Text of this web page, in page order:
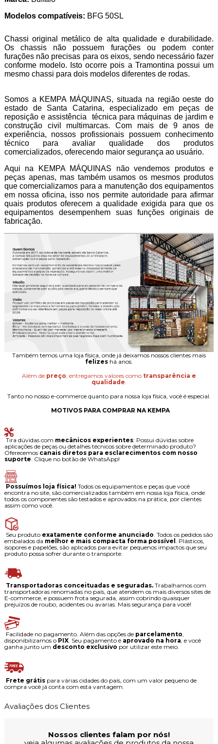
Modelos compatíveis: BFG 50SL
Chassi original metálico de alta qualidade e durabilidade.
Os chassis não possuem furações ou podem conter
furações não precisas para os eixos, sendo necessário fazer
conforme modelo. Isto ocorre pois a Tramontina possui um
mesmo chassi para dois modelos diferentes de rodas.
Somos a KEMPA MÁQUINAS, situada na região oeste do
estado de Santa Catarina, especializado em peças de
reposição e assistência técnica para máquinas de jardim e
construção civil multimarcas. Com mais de 9 anos de
experiência, nossos profissionais possuem conhecimento
técnico para avaliar qualidade dos produtos
comercializados, oferecendo maior segurança ao usuário.
Aqui na KEMPA MÁQUINAS não vendemos produtos e
peças apenas, mas também usamos os mesmos produtos
que comercializamos para a manutenção dos equipamentos
em nossa oficina, isso nos permite autoridade para afirmar
quais produtos oferecem a qualidade exigida para que os
equipamentos desempenhem suas funções originais de
fabricação.
Também temos uma loja física, onde já deixamos nossos clientes mais
felizeshá anos.
Além de preço , entregamos valores como transparência e
qualidade
Tanto no nosso e-commerce quanto para nossa loja física, você é especial.
MOTIVOS PARA COMPRAR NA KEMPA
Tira dúvidas com mecânicos experientes: Possui dúvidas sobre
aplicações de peças ou detalhes técnicos sobre determinado produto?
Oferecemos canais diretos para esclarecimentos com nosso
suporte . Clique no botão de WhatsApp!
Possuímos loja física! Todos os equipamentos e peças que você
encontra no site, são comercializados também em nossa loja física, onde
todos os componentes são testados e aprovados na prática, por clientes
assim como você.
Seu produto exatamente conforme anunciado . Todos os pedidos são
embalados da melhor e mais compacta forma possível . Plásticos,
isopores e papelões, são aplicados para evitar pequenos impactos que seu
produto possa sofrer durante o transporte.
Transportadoras conceituadas e seguradas.Trabalhamos com
transportadoras renomadas no país, que atendem os mais diversos sites de
E-commerce, e possuem frota segurada, assim cobrindo quaisquer
prejuízos de roubo, acidentes ou avarias. Mais segurança para você!
Facilidade no pagamento. Além das opções de parcelamento
disponibilizamos o PIX. Seu pagamento é aprovado na hora , e você
ganha junto um desconto exclusivo por utilizar este meio.
Frete grátispara várias cidades do país, com um valor pequeno de
compra você já conta com esta vantagem.
Avaliações dos Clientes
Nossos clientes falam por nós!